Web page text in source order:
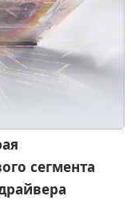
сегмента